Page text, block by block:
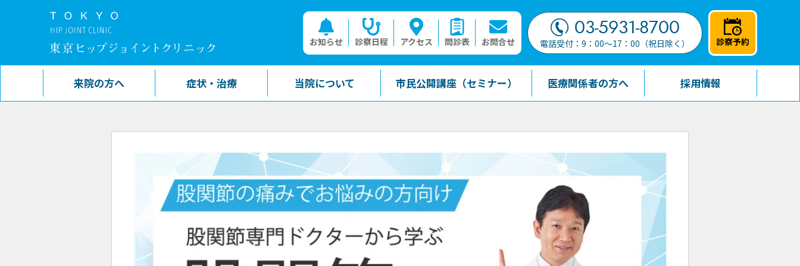
03-5931-8700
電話受付：9：00～17：00（祝日除く） 診察予約
お知らせ 診察日程 アクセス 問診表 お問合せ
来院の方へ 症状・治療 当院について 市民公開講座（セミナー） 医療関係者の方へ 採用情報